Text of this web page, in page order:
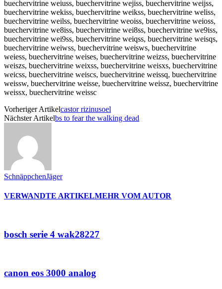
buechervitrine weiuss, buechervitrine wejiss, buechervitrine weijss,
buechervitrine wekiss, buechervitrine weikss, buechervitrine weliss,
buechervitrine weilss, buechervitrine weoiss, buechervitrine weioss,
buechervitrine we8iss, buechervitrine wei8ss, buechervitrine we9iss,
buechervitrine wei9ss, buechervitrine weiqss, buechervitrine weisqs,
buechervitrine weiwss, buechervitrine weisws, buechervitrine
weiess, buechervitrine weises, buechervitrine weizss, buechervitrine
weiszs, buechervitrine weixss, buechervitrine weisxs, buechervitrine
weicss, buechervitrine weiscs, buechervitrine weissq, buechervitrine
weissw, buechervitrine weisse, buechervitrine weissz, buechervitrine
weissx, buechervitrine weissc
Vorheriger Artikelcastor rizinusoel
Nächster Artikelbs to fear the walking dead
SchnäppchenJäger
VERWANDTE ARTIKELMEHR VOM AUTOR
bosch serie 4 wak28227
canon eos 3000 analog